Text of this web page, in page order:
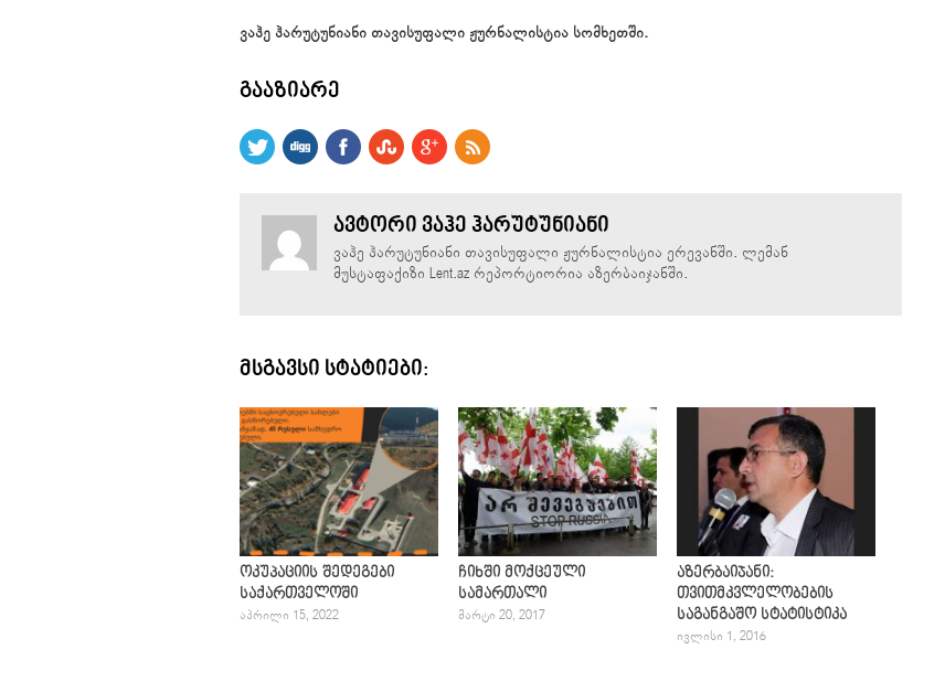
ვაჰე ჰარუტუნიანი თავისუფალი ჟურნალისტია სომხეთში.
ᲒᲐᲐᲖᲘᲐᲠᲔ
ᲐᲕᲢᲝᲠᲘ ᲕᲐᲰᲔ ᲰᲐᲠᲣᲢᲣᲜᲘᲐᲜᲘ
ვაჰე ჰარუტუნიანი თავისუფალი ჟურნალისტია ერევანში. ლემან
მუსტაფაქიზი Lent.az რეპორტიორია აზერბაიჯანში.
ᲛᲡᲒᲐᲕᲡᲘ ᲡᲢᲐᲢᲘᲔᲑᲘ:
ოკუპაციის შედეგები
საქართველოში
ᲐᲞᲠᲘᲚᲘ 15, 2022
ჩიხში მოქცეული
სამართალი
ᲛᲐᲠᲢᲘ 20, 2017
აზერბაიჯანი:
თვითმკვლელობების
საგანგაშო სტატისტიკა
ᲘᲕᲚᲘᲡᲘ 1, 2016